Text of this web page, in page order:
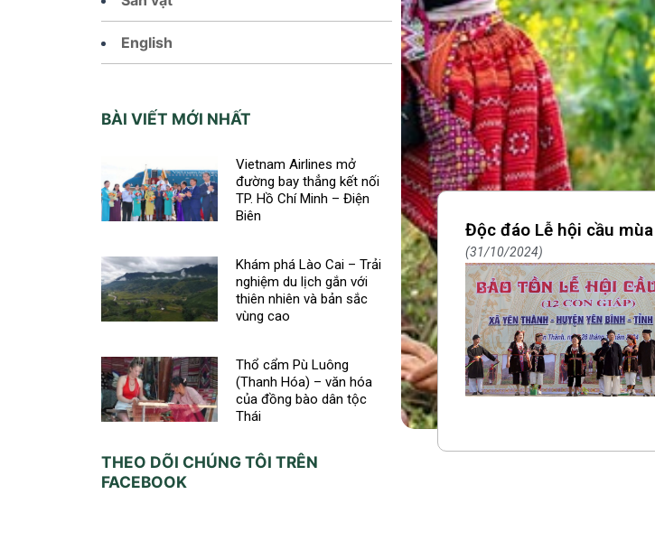
English
BÀI VIẾT MỚI NHẤT
Vietnam Airlines mở
đường bay thẳng kết nối
TP. Hồ Chí Minh – Điện
Biên
Khám phá Lào Cai – Trải
nghiệm du lịch gắn với
thiên nhiên và bản sắc
vùng cao
Thổ cẩm Pù Luông
(Thanh Hóa) – văn hóa
của đồng bào dân tộc
Thái
THEO DÕI CHÚNG TÔI TRÊN
FACEBOOK
Độc đáo Lễ hội cầu
31/10/2024